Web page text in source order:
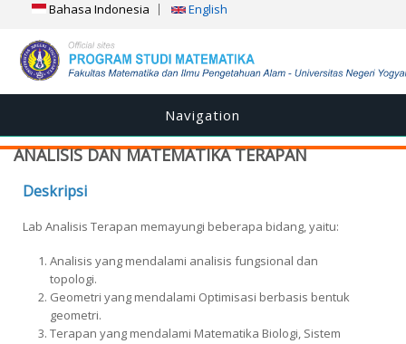
Bahasa Indonesia English
Navigation
ANALISIS DAN MATEMATIKA TERAPAN
Deskripsi
Lab Analisis Terapan memayungi beberapa bidang, yaitu:
Analisis yang mendalami analisis fungsional dan
topologi.
Geometri yang mendalami Optimisasi berbasis bentuk
geometri.
Terapan yang mendalami Matematika Biologi, Sistem